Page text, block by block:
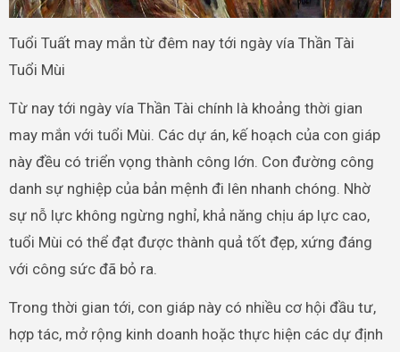
Tuổi Tuất may mắn từ đêm nay tới ngày vía Thần Tài
Tuổi Mùi
Từ nay tới ngày vía Thần Tài chính là khoảng thời gian
may mắn với tuổi Mùi. Các dự án, kế hoạch của con giáp
này đều có triển vọng thành công lớn. Con đường công
danh sự nghiệp của bản mệnh đi lên nhanh chóng. Nhờ
sự nỗ lực không ngừng nghỉ, khả năng chịu áp lực cao,
tuổi Mùi có thể đạt được thành quả tốt đẹp, xứng đáng
với công sức đã bỏ ra.
Trong thời gian tới, con giáp này có nhiều cơ hội đầu tư,
hợp tác, mở rộng kinh doanh hoặc thực hiện các dự định